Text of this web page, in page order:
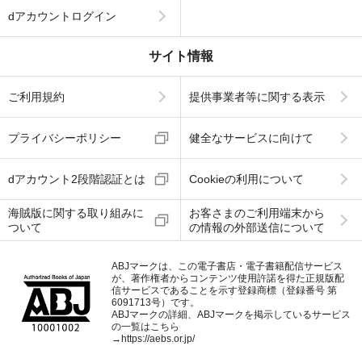
dアカウントログイン
サイト情報
ご利用規約 提供事業者等に関する表示
プライバシーポリシー 健全なサービスに向けて
dアカウント2段階認証とは Cookieの利用について
海賊版に関する取り組みに
ついて
お客さまのご利用端末から
の情報の外部送信について
ABJマークは、この電子書店・電子書籍配信サービス
が、著作権者からコンテンツ使用許諾を得た正規版配
信サービスであることを示す登録商標（登録番号 第
6091713号）です。
ABJマークの詳細、ABJマークを掲示しているサービス
の一覧はこちら
→ https://aebs.or.jp/